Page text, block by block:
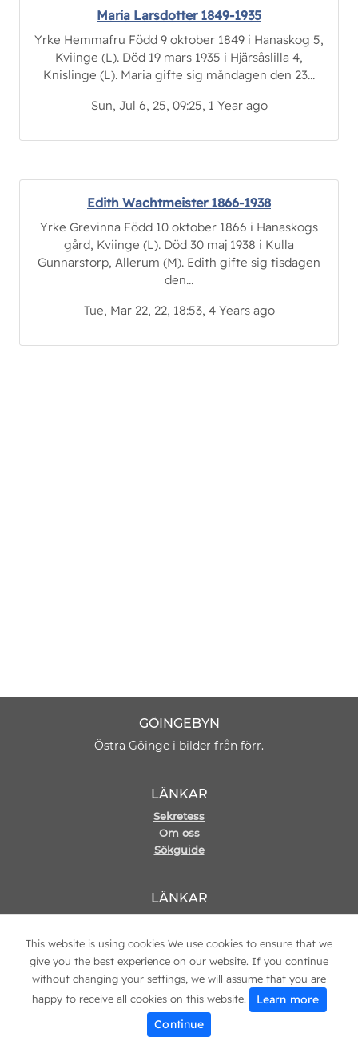
Maria Larsdotter 1849-1935
Yrke Hemmafru Född 9 oktober 1849 i Hanaskog 5,
Kviinge (L). Död 19 mars 1935 i Hjärsåslilla 4,
Knislinge (L). Maria gifte sig måndagen den 23...
Sun, Jul 6, 25, 09:25, 1 Year ago
Edith Wachtmeister 1866-1938
Yrke Grevinna Född 10 oktober 1866 i Hanaskogs
gård, Kviinge (L). Död 30 maj 1938 i Kulla
Gunnarstorp, Allerum (M). Edith gifte sig tisdagen
den...
Tue, Mar 22, 22, 18:53, 4 Years ago
GÖINGEBYN
Östra Göinge i bilder från förr.
LÄNKAR
Sekretess
Om oss
Sökguide
LÄNKAR
Kontakt
© 2021 Copyright Göingebyn
This website is using cookies We use cookies to ensure that we
give you the best experience on our website. If you continue
without changing your settings, we will assume that you are
happy to receive all cookies on this website.
Learn more
Continue